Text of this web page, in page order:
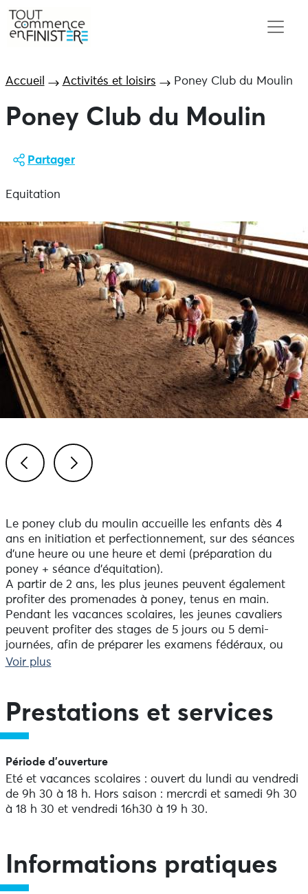
Accueil Activités et loisirs Poney Club du Moulin
Poney Club du Moulin
Partager
Equitation
Le poney club du moulin accueille les enfants dès 4
ans en initiation et perfectionnement, sur des séances
d'une heure ou une heure et demi (préparation du
poney + séance d'équitation).
A partir de 2 ans, les plus jeunes peuvent également
profiter des promenades à poney, tenus en main.
Pendant les vacances scolaires, les jeunes cavaliers
peuvent profiter des stages de 5 jours ou 5 demi-
journées, afin de préparer les examens fédéraux, ou
juste passer une semaine avec les poneys. Accessible à
proposés.
Ceux-ci sont animés grâce à des jeux sur des poneys
expérimentés où chaque cavalier peut évoluer selon
progression de chacun, et les promenades en forêt
sont réservées aux cavaliers dont nous connaissons le
niveau.
Le poney club dispose d'un manège couvert en cas de
Ouvert du lundi au vendredi pendant les vacances
scolaires.
Voir plus
Prestations et services
Période d'ouverture
Eté et vacances scolaires : ouvert du lundi au vendredi
de 9h 30 à 18 h. Hors saison : mercrdi et samedi 9h 30
à 18 h 30 et vendredi 16h30 à 19 h 30.
Informations pratiques